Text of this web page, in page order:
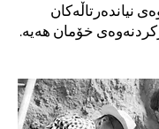
نیاندەرتاڵەکان
خۆمان هەیە.